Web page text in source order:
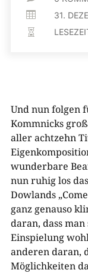
 31.

Und nun folgen
Kommnicks
aller achtzehn
wunderbare
nun ruhig los
Dowlands
ganz genauso
daran, dass
Einspielung
anderen daran,
Möglichkeiten